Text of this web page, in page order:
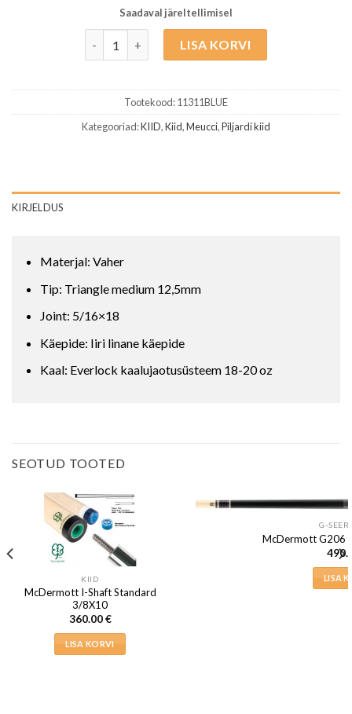
Saadaval järeltellimisel
LISA KORVI
Tootekood:11311BLUE
Kategooriad:KIID,Kiid,Meucci,Piljardi kiid
KIRJELDUS
Materjal: Vaher
Tip: Triangle medium 12,5mm
Joint: 5/16×18
Käepide: Iiri linane käepide
Kaal: Everlock kaalujaotusüsteem 18-20 oz
SEOTUD TOOTED
KIID
McDermott I-Shaft Standard
3/8X10
360.00€
LISA KORVI
G-
McDermott G206
LISA